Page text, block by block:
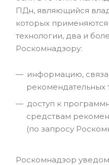
ПДн, являющийся
которых
технологии, два и
Роскомнадзору:
информацию,
рекомендательных
доступ к
средствам
(по запросу
Роскомнадзор